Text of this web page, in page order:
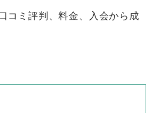
コミ評判、料金、入会から成